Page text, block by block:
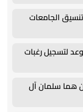
الجامعات
لتسجيل رغبات
هما سلمان آل